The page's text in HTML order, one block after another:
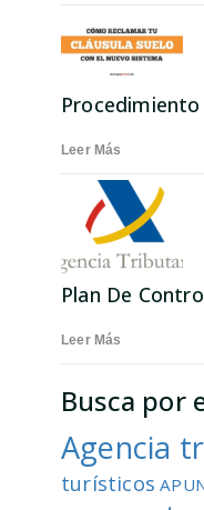
Procedimiento
Leer Más
Plan De
Leer Más
Busca por
Agencia
turísticos